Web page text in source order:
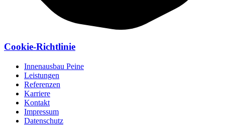
Cookie-Richtlinie
Innenausbau Peine
Leistungen
Referenzen
Karriere
Kontakt
Impressum
Datenschutz